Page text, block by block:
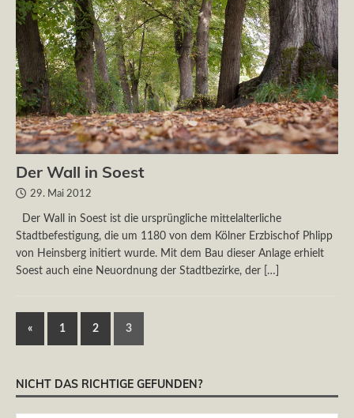
Der Wall in Soest
29. Mai 2012
Der Wall in Soest ist die ursprüngliche mittelalterliche
Stadtbefestigung, die um 1180 von dem Kölner Erzbischof Phlipp
von Heinsberg initiert wurde. Mit dem Bau dieser Anlage erhielt
Soest auch eine Neuordnung der Stadtbezirke, der
[…]
« 1 2 3
NICHT DAS RICHTIGE GEFUNDEN?